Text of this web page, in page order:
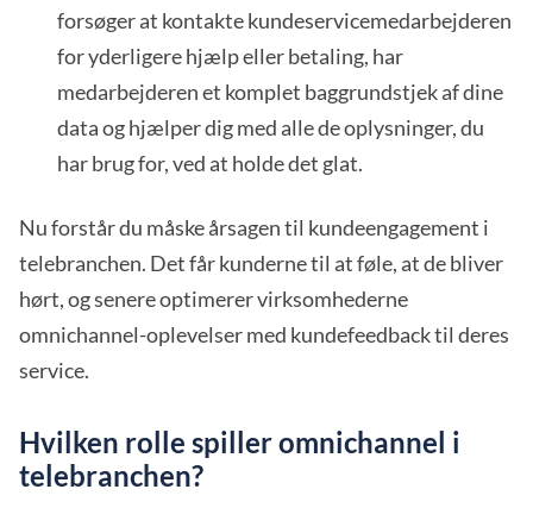
forsøger at kontakte kundeservicemedarbejderen
for yderligere hjælp eller betaling, har
medarbejderen et komplet baggrundstjek af dine
data og hjælper dig med alle de oplysninger, du
har brug for, ved at holde det glat.
Nu forstår du måske årsagen til kundeengagement i
telebranchen. Det får kunderne til at føle, at de bliver
hørt, og senere optimerer virksomhederne
omnichannel-oplevelser med kundefeedback til deres
service.
Hvilken rolle spiller omnichannel i
telebranchen?